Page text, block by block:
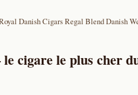
Danish Cigars Regal Blend Danish
cigare le plus cher